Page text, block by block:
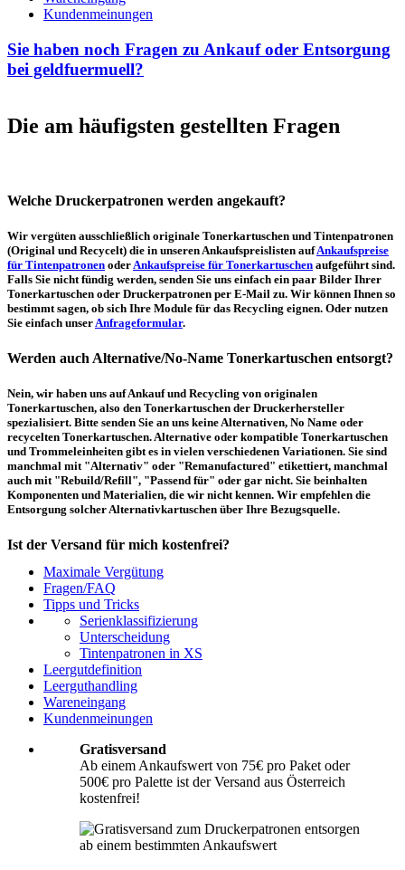
Kundenmeinungen
Sie haben noch Fragen zu Ankauf oder Entsorgung
bei geldfuermuell?
Die am häufigsten gestellten Fragen
Welche Druckerpatronen werden angekauft?
Wir vergüten ausschließlich originale Tonerkartuschen und Tintenpatronen
(Original und Recycelt) die in unseren Ankaufspreislisten aufAnkaufspreise
für Tintenpatronen oder Ankaufspreise für Tonerkartuschen aufgeführt sind.
Falls Sie nicht fündig werden, senden Sie uns einfach ein paar Bilder Ihrer
Tonerkartuschen oder Druckerpatronen per E-Mail zu. Wir können Ihnen so
bestimmt sagen, ob sich Ihre Module für das Recycling eignen. Oder nutzen
Sie einfach unser Anfrageformular.
Werden auch Alternative/No-Name Tonerkartuschen entsorgt?
Nein, wir haben uns auf Ankauf und Recycling von originalen
Tonerkartuschen, also den Tonerkartuschen der Druckerhersteller
spezialisiert. Bitte senden Sie an uns keine Alternativen, No Name oder
recycelten Tonerkartuschen. Alternative oder kompatible Tonerkartuschen
und Trommeleinheiten gibt es in vielen verschiedenen Variationen. Sie sind
manchmal mit "Alternativ" oder "Remanufactured" etikettiert, manchmal
auch mit "Rebuild/Refill", "Passend für" oder gar nicht. Sie beinhalten
Komponenten und Materialien, die wir nicht kennen. Wir empfehlen die
Entsorgung solcher Alternativkartuschen über Ihre Bezugsquelle.
Ist der Versand für mich kostenfrei?
Ein kostenfreier Versand aus Österreich (per Paketmarke oder Abholung) ist
erst ab einem Ankaufswert von 75,00€ pro Paket bzw. 500,00€ pro Palette
möglich. Unter diesen Werten belaufen sich die Rücksendekosten auf 10,71€
pro Paket bzw. 119,00€ pro Palette (inkl. MwSt.). Diese werden vom
eingesandten Ankaufswert abgezogen. Falls Sie die o. g. Werte nicht
erreichen, empfehlen wir Ihnen den Versand auf eigene Kosten! Unter
Versand können Sie den Versandablauf beginnen.
Wie muss ich die Kartuschen und Patronen verpacken?
sich um hochempfindliche Konstruktionen. Daher ist es wichtig, dass Sie für
eine sichere Transportverpackung sorgen. Die Verpackung muss den Inhalt
der Sendung gegen Beanspruchungen, denen sie normalerweise während des
Versandes ausgesetzt ist (z.B. durch Druck, Stoß, Fall oder Vibration) sicher
Informationen hierzu finden Sie unter Richtig packen.
Maximale Vergütung
Fragen/FAQ
Tipps und Tricks
Serienklassifizierung
Unterscheidung
Tintenpatronen in XS
Leergutdefinition
Leerguthandling
Wareneingang
Kundenmeinungen
Gratisversand
Ab einem Ankaufswert von 75€ pro Paket oder
500€ pro Palette ist der Versand aus Österreich
kostenfrei!